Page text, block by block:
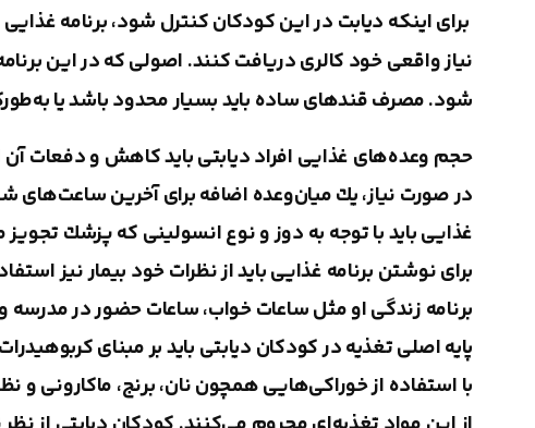
نیاز واقعی خود كالری دریافت كنند. اصولی كه در این
شود. مصرف قندهای ساده باید بسیار محدود باشد یا
حجم وعده‌های غذایی افراد دیابتی باید کاهش و دفعات آن
در صورت نیاز، یك میان‌وعده اضافه برای آخرین
غذایی باید با توجه به دوز و نوع انسولینی كه پزشك
برای نوشتن برنامه غذایی باید از نظرات خود بیمار نیز
برنامه زندگی‌ او مثل ساعات خواب، ساعات حضور در
با استفاده از خوراكی‌هایی همچون نان، برنج، ماكارونی و